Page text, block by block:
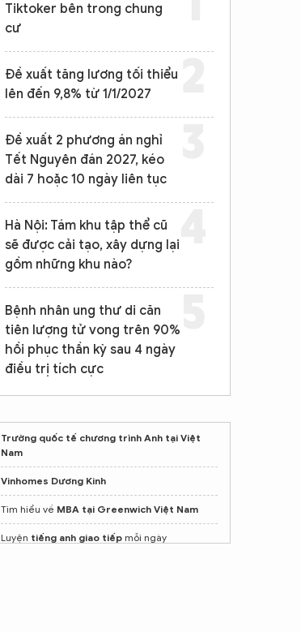
Tiktoker bên trong chung
cư
Đề xuất tăng lương tối thiểu
lên đến 9,8% từ 1/1/2027
Đề xuất 2 phương án nghỉ
Tết Nguyên đán 2027, kéo
dài 7 hoặc 10 ngày liên tục
Hà Nội: Tám khu tập thể cũ
sẽ được cải tạo, xây dựng lại
gồm những khu nào?
Bệnh nhân ung thư di căn
tiên lượng tử vong trên 90%
hồi phục thần kỳ sau 4 ngày
điều trị tích cực
Trường quốc tế chương trình Anh tại Việt
Nam
Vinhomes Dương Kinh
Tìm hiểu về MBA tại Greenwich Việt Nam
Luyện tiếng anh giao tiếp mỗi ngày